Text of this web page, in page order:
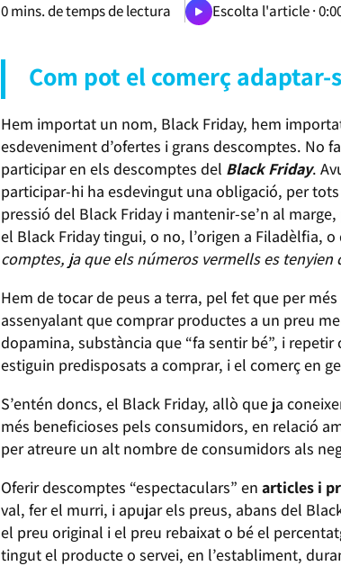
0mins. de temps de lectura Escolta l'article ·
Com pot el comerç
Hem importat un nom, Black Friday, hem
esdeveniment d’ofertes i grans descomptes. No
participar en els descomptes del Black Friday.
participar-hi ha esdevingut una obligació, per
pressió del Black Friday i mantenir-se’n al
el Black Friday tingui, o no, l’origen a Filadèlfia,
comptes, ja que els números vermells es
Hem de tocar de peus a terra, pel fet que per
assenyalant que comprar productes a un preu
dopamina, substància que “fa sentir bé”, i
estiguin predisposats a comprar, i el comerç en
S’entén doncs, el Black Friday, allò que ja
més beneficioses pels consumidors, en relació
per atreure un alt nombre de consumidors als
Oferir descomptes “espectaculars” en articles i
val, fer el murri, i apujar els preus, abans del
el preu original i el preu rebaixat o bé el
tingut el producte o servei, en l’establiment,